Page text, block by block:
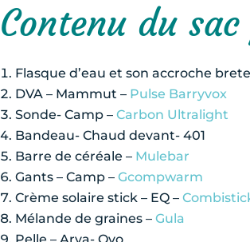
Contenu du
Flasque d’eau et son accroche
DVA – Mammut – Pulse Barryvox
Sonde- Camp – Carbon Ultralight
Bandeau- Chaud devant- 401
Barre de céréale – Mulebar
Gants – Camp – Gcompwarm
Crème solaire stick – EQ –
Mélande de graines – Gula